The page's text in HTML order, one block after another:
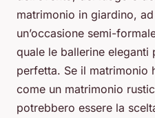
matrimonio in giardino,
un’occasione semi-
quale le ballerine eleganti
perfetta. Se il matrimonio
come un matrimonio
potrebbero essere la